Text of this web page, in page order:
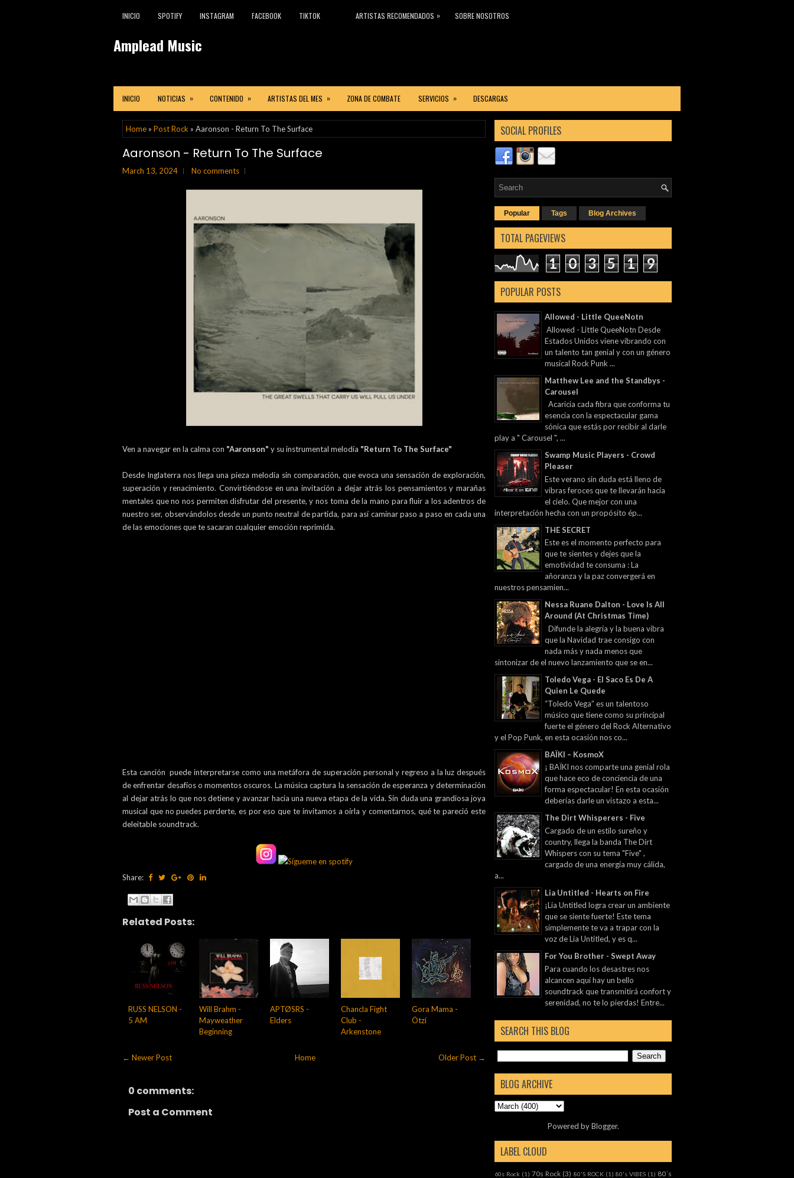
INICIO SPOTIFY INSTAGRAM FACEBOOK TIKTOK ARTISTAS RECOMENDADOS » SOBRE NOSOTROS
Amplead Music
INICIO NOTICIAS » CONTENIDO » ARTISTAS DEL MES » ZONA DE COMBATE SERVICIOS » DESCARGAS
Home » Post Rock » Aaronson - Return To The Surface
Aaronson - Return To The Surface
March 13, 2024 No comments
Ven a navegar en la calma con "Aaronson" y su instrumental melodía "Return To The Surface"
Desde Inglaterra nos llega una pieza melodía sin comparación, que evoca una sensación de exploración,
superación y renacimiento. Convirtiéndose en una invitación a dejar atrás los pensamientos y marañas
mentales que no nos permiten disfrutar del presente, y nos toma de la mano para fluir a los adentros de
nuestro ser, observándolos desde un punto neutral de partida, para así caminar paso a paso en cada una
de las emociones que te sacaran cualquier emoción reprimida.
Esta canción puede interpretarse como una metáfora de superación personal y regreso a la luz después
de enfrentar desafíos o momentos oscuros. La música captura la sensación de esperanza y determinación
al dejar atrás lo que nos detiene y avanzar hacia una nueva etapa de la vida. Sin duda una grandiosa joya
musical que no puedes perderte, es por eso que te invitamos a oírla y comentarnos, qué te pareció este
deleitable soundtrack.
Share:
Related Posts:
RUSS NELSON -
5 AM
Will Brahm -
Mayweather
Beginning
APTØSRS -
Elders
Chancla Fight
Club -
Arkenstone
Gora Mama -
Ötzi
← Newer Post Older Post →
Home
0 comments:
Post a Comment
SOCIAL PROFILES
Popular Tags Blog Archives
TOTAL PAGEVIEWS
1 0 3 5 1 9
POPULAR POSTS
Allowed - Little QueeNotn
Allowed - Little QueeNotn Desde
Estados Unidos viene vibrando con
un talento tan genial y con un género
musical Rock Punk ...
Matthew Lee and the Standbys -
Carousel
Acaricia cada fibra que conforma tu
esencia con la espectacular gama
sónica que estás por recibir al darle
play a " Carousel ", ...
Swamp Music Players - Crowd
Pleaser
Este verano sin duda está lleno de
vibras feroces que te llevarán hacia
el cielo. Que mejor con una
interpretación hecha con un propósito ép...
THE SECRET
Este es el momento perfecto para
que te sientes y dejes que la
emotividad te consuma : La
añoranza y la paz convergerá en
nuestros pensamien...
Nessa Ruane Dalton - Love Is All
Around (At Christmas Time)
Difunde la alegría y la buena vibra
que la Navidad trae consigo con
nada más y nada menos que
sintonizar de el nuevo lanzamiento que se en...
Toledo Vega - El Saco Es De A
Quien Le Quede
“Toledo Vega” es un talentoso
músico que tiene como su principal
fuerte el género del Rock Alternativo
y el Pop Punk, en esta ocasión nos co...
BAÏKI – KosmoX
¡ BAÏKI nos comparte una genial rola
que hace eco de conciencia de una
forma espectacular! En esta ocasión
deberías darle un vistazo a esta...
The Dirt Whisperers - Five
Cargado de un estilo sureño y
country, llega la banda The Dirt
Whispers con su tema "Five" ,
cargado de una energía muy cálida,
a...
Lia Untitled - Hearts on Fire
¡Lia Untitled logra crear un ambiente
que se siente fuerte! Este tema
simplemente te va a trapar con la
voz de Lia Untitled, y es q...
For You Brother - Swept Away
Para cuando los desastres nos
alcancen aquí hay un bello
soundtrack que transmitirá confort y
serenidad, no te lo pierdas! Entre...
SEARCH THIS BLOG
BLOG ARCHIVE
Powered byBlogger.
LABEL CLOUD
60s Rock (1) 70s Rock (3) 80'S ROCK (1) 80's VIBES (1) 80´s